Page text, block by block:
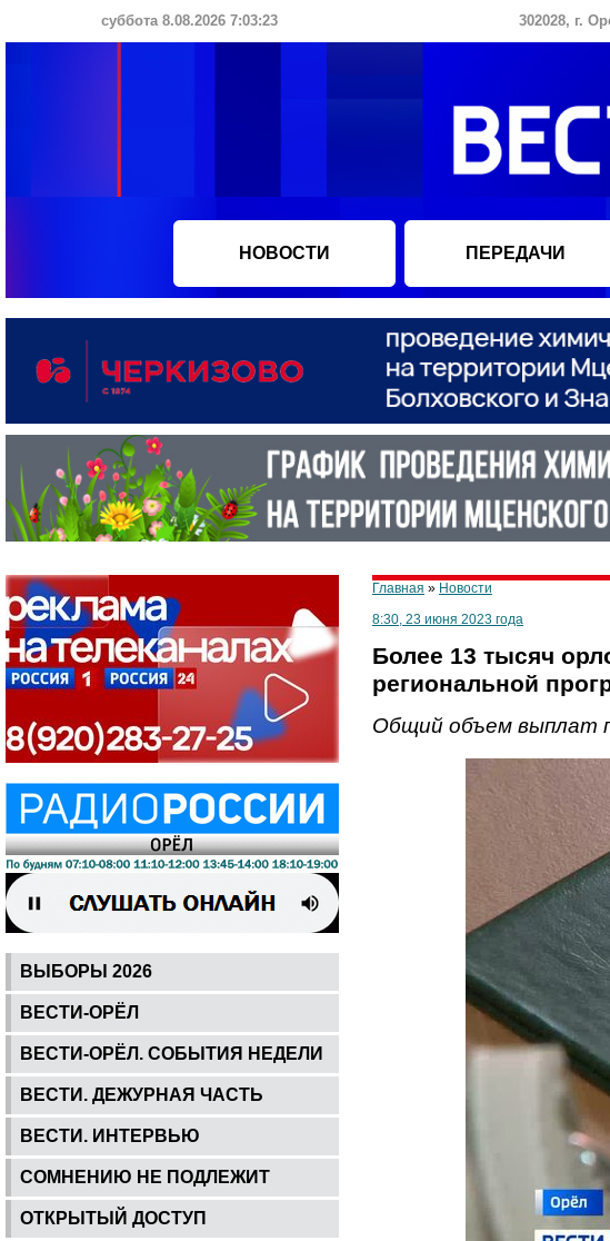
суббота 8.08.2026 7:03:24 302028, г.
НОВОСТИ ПЕРЕДАЧИ
ВЫБОРЫ 2026
ВЕСТИ-ОРЁЛ
ВЕСТИ-ОРЁЛ. СОБЫТИЯ НЕДЕЛИ
ВЕСТИ. ДЕЖУРНАЯ ЧАСТЬ
ВЕСТИ. ИНТЕРВЬЮ
СОМНЕНИЮ НЕ ПОДЛЕЖИТ
ОТКРЫТЫЙ ДОСТУП
Главная » Новости
8:30, 23 июня 2023 года
Более 13 тысяч
региональной
Общий объем выплат